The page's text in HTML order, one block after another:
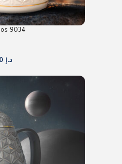
9034 SWAN Thermos
د.إ